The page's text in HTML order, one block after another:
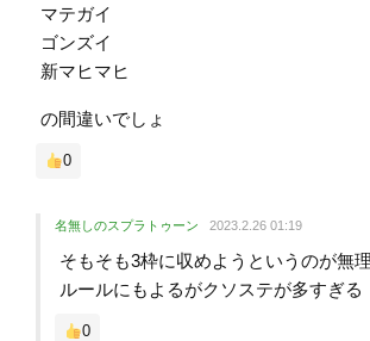
マテガイ
ゴンズイ
新マヒマヒ
の間違いでしょ
0
名無しのスプラトゥーン 2023.2.26 01:19
そもそも3枠に収めようというのが無
ルールにもよるがクソステが多すぎる
0